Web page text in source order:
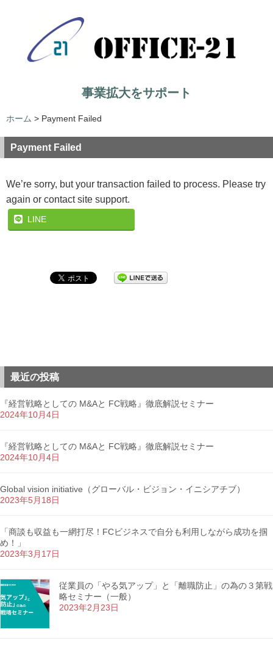
事業拡大をサポート
ホーム > Payment Failed
Payment Failed
We’re sorry, but your transaction failed to process. Please try
again or contact site support.
LINE
最近の投稿
『経営戦略としての M&Aと FC戦略』徹底解説セミナー
2024年10月4日
『経営戦略としての M&Aと FC戦略』徹底解説セミナー
2024年10月4日
Global vision initiative（グローバル・ビジョン・イニシアチブ）
2023年5月18日
「商談も収益も一網打尽！FCビジネスで自分も利用しながら成功を掴
め！」
2023年3月17日
従業員の「やる気アップ」と「離職防止」の為の３第戦
略セミナー（一般）
2023年2月23日